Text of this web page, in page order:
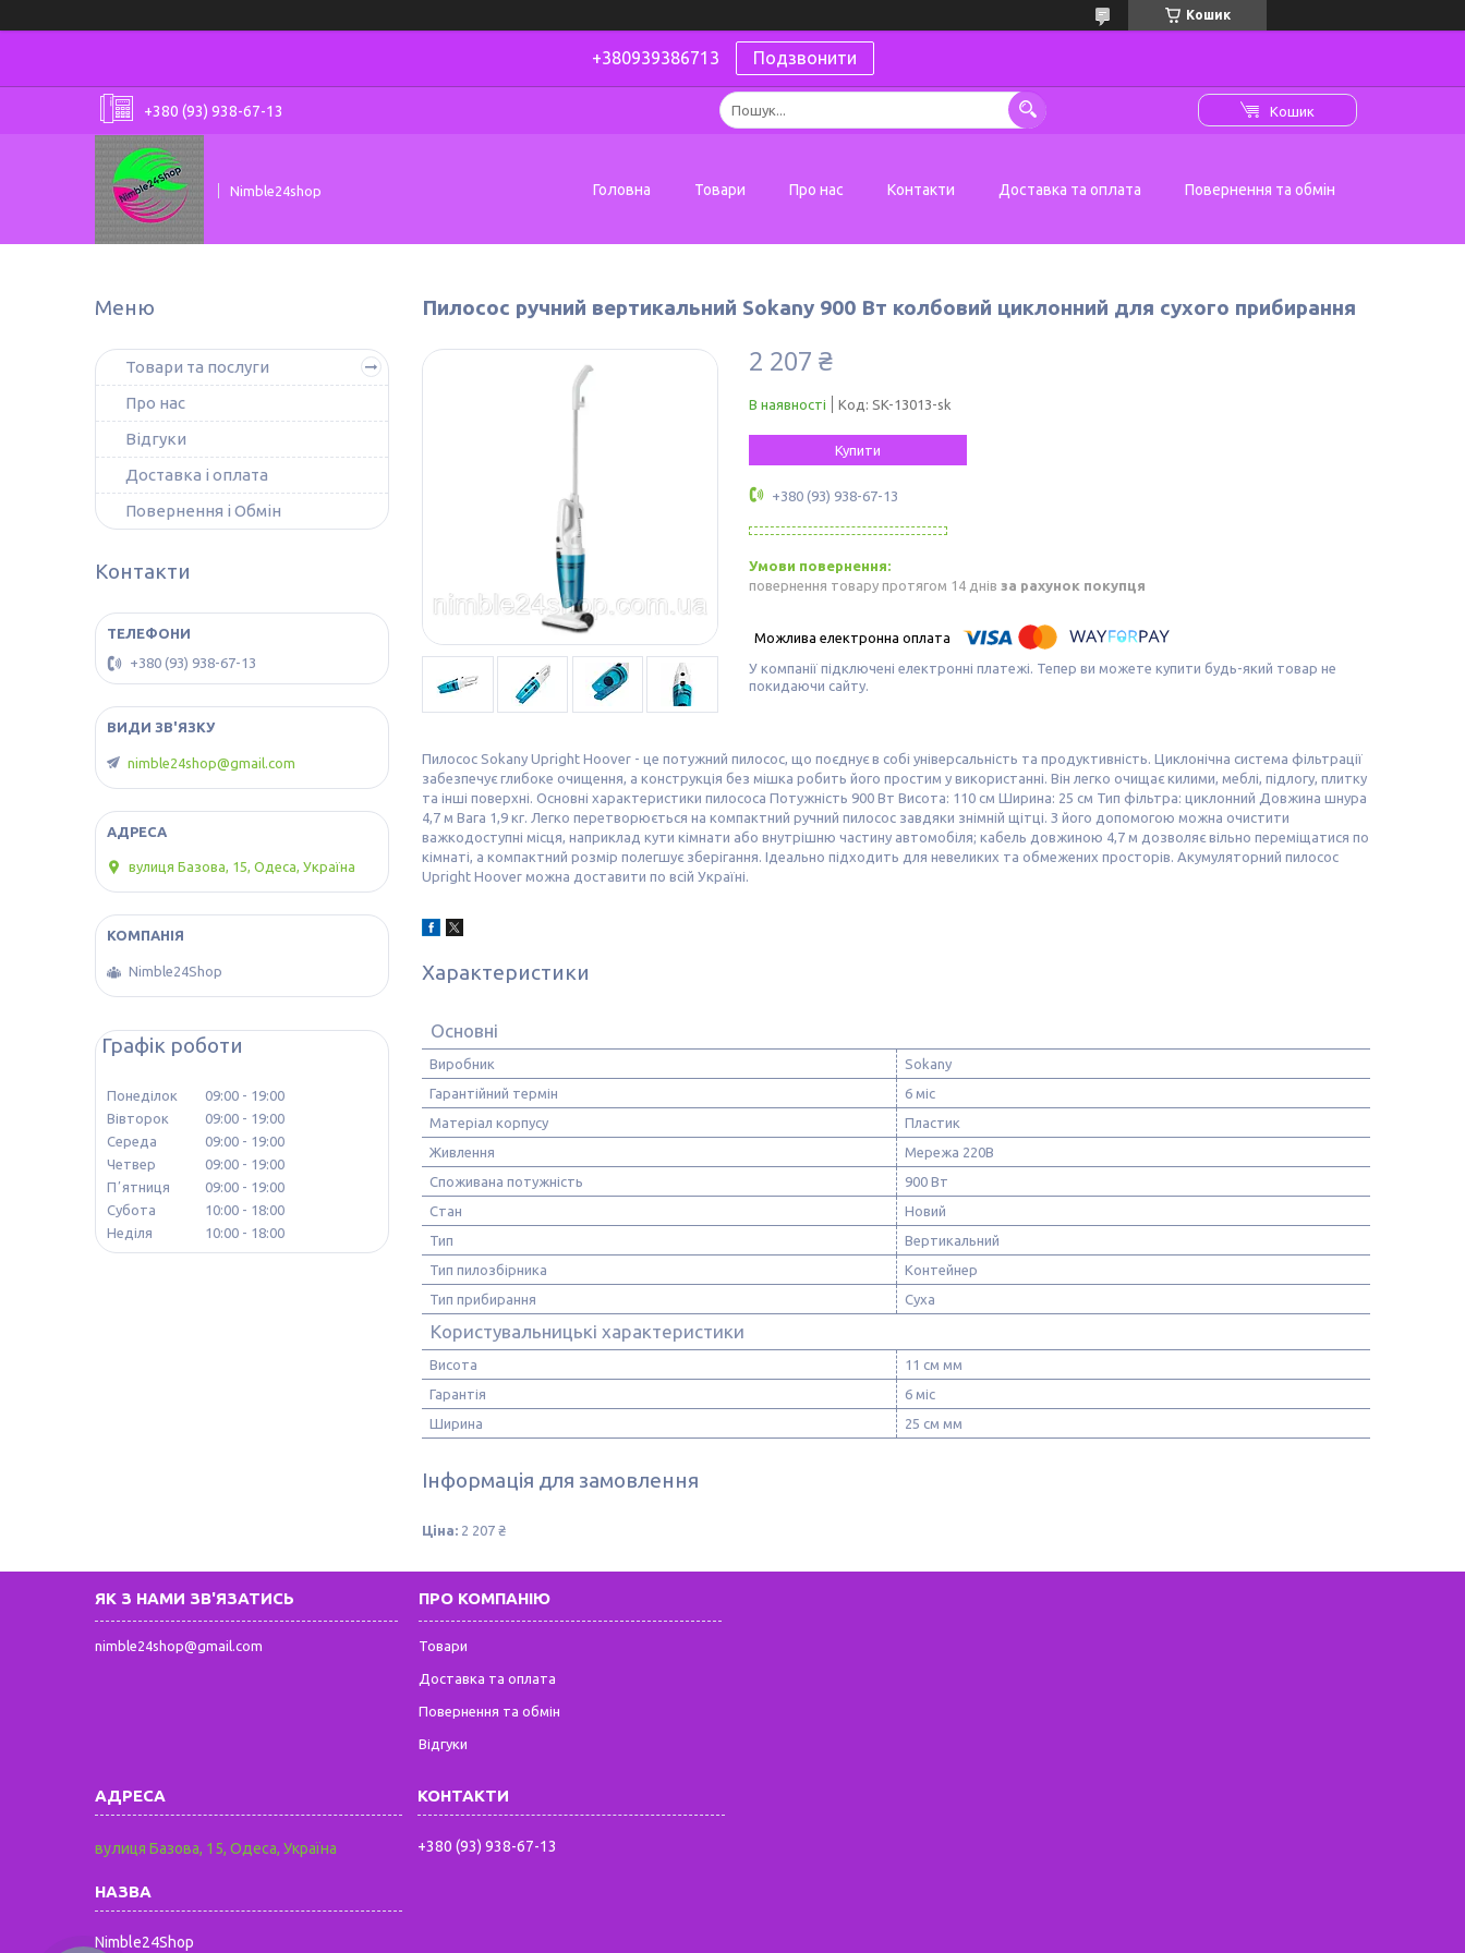
Кошик
+380939386713 Подзвонити
+380 (93) 938-67-13 Кошик
Nimble24shop Головна Товари Про нас Контакти Доставка та оплата Повернення та обмін
Пилосос ручний вертикальний Sokany 900 Вт колбовий циклонний для сухого прибирання
2 207 ₴
В наявності Код: SK-13013-sk
Купити
+380 (93) 938-67-13
повернення товару протягом 14 днів за рахунок покупця
У компанії підключені електронні платежі. Тепер ви можете купити будь-який товар не
покидаючи сайту.
Пилосос Sokany Upright Hoover - це потужний пилосос, що поєднує в собі універсальність та продуктивність. Циклонічна система фільтрації
забезпечує глибоке очищення, а конструкція без мішка робить його простим у використанні. Він легко очищає килими, меблі, підлогу, плитку
та інші поверхні. Основні характеристики пилососа Потужність 900 Вт Висота: 110 см Ширина: 25 см Тип фільтра: циклонний Довжина шнура
4,7 м Вага 1,9 кг. Легко перетворюється на компактний ручний пилосос завдяки знімній щітці. З його допомогою можна очистити
важкодоступні місця, наприклад кути кімнати або внутрішню частину автомобіля; кабель довжиною 4,7 м дозволяє вільно переміщатися по
кімнаті, а компактний розмір полегшує зберігання. Ідеально підходить для невеликих та обмежених просторів. Акумуляторний пилосос
Upright Hoover можна доставити по всій Україні.
Характеристики
Основні
Виробник
Sokany
Гарантійний термін
6 міс
Матеріал корпусу
Пластик
Живлення
Мережа 220В
Споживана потужність
900 Вт
Стан
Новий
Тип
Вертикальний
Тип пилозбірника
Контейнер
Тип прибирання
Суха
Користувальницькі характеристики
Висота
11 см мм
Гарантія
6 міс
Ширина
25 см мм
Інформація для замовлення
Ціна: 2 207 ₴
Товари та послуги
Про нас
Відгуки
Доставка і оплата
Повернення і Обмін
Контакти
+380 (93) 938-67-13
nimble24shop@gmail.com
вулиця Базова, 15, Одеса, Україна
Nimble24Shop
Графік роботи
Понеділок 09:00
19:00
Вівторок
09:00
19:00
Середа
09:00
19:00
Четвер
09:00
19:00
Пʼятниця
09:00
19:00
Субота
10:00
18:00
Неділя
10:00 18:00
ЯК З НАМИ ЗВ'ЯЗАТИСЬ
nimble24shop@gmail.com
ПРО КОМПАНІЮ
Товари
Доставка та оплата
Повернення та обмін
Відгуки
вулиця Базова, 15, Одеса, Україна
Nimble24Shop
+380 (93) 938-67-13